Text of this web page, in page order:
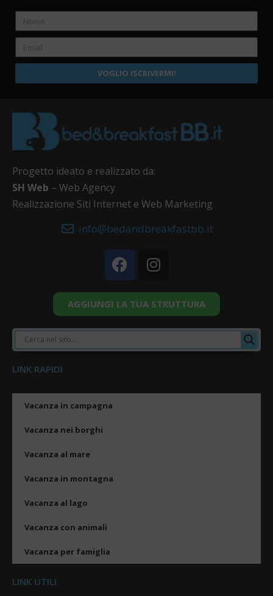
VOGLIO ISCRIVERMI!
Progetto ideato e realizzato da:
SH Web – Web Agency
Realizzazione Siti Internet e Web Marketing
info@bedandbreakfastbb.it
AGGIUNGI LA TUA STRUTTURA
LINK RAPIDI
Vacanza in campagna
Vacanza nei borghi
Vacanza al mare
Vacanza in montagna
Vacanza al lago
Vacanza con animali
Vacanza per famiglia
LINK UTILI